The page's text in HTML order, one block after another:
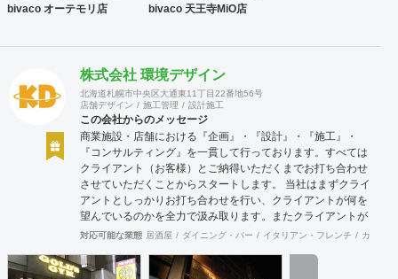
bivaco オーテモリ店 bivaco 天王寺MiO店
株式会社 環境デザイン
北海道札幌市中央区大通東11丁目22番地56号
店舗デザイン
施工管理 設計施工
この会社からのメッセージ
商業施設・店舗における『企画』・『設計』・『施工』・
『コンサルティング』を一貫して行っております。すべては
クライアント（お客様）とご納得いただくまでお打ち合わせ
させていただくことからスタートします。 当社はまずクライ
アントとしっかりお打ち合わせを行い、クライアントが何を
望んでいるのかを全力で汲み取ります。またクライアントが
思い描いていることをどのように表現していいのかお困りの
培ってきた当社ならではのノウハウでご提案いたします。
対応可能な業態 居酒屋 ダイニング・バー イタリアン・フレンチ カフェ